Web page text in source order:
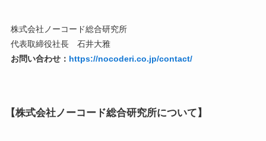
株式会社ノーコード総合研究所
代表取締役社長 石井大雅
お問い合わせ： https://nocoderi.co.jp/contact/
【株式会社ノーコード総合研究所について】